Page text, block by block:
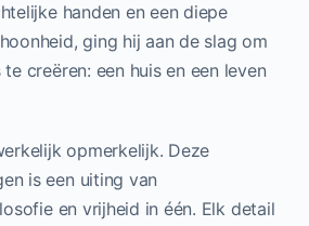
handen en een diepe
ging hij aan de slag om
creëren: een huis en een leven
opmerkelijk. Deze
is een uiting van
en vrijheid in één. Elk detail